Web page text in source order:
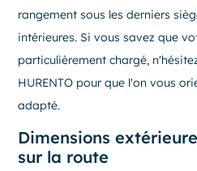
rangement sous les derniers
intérieures. Si vous savez que
particulièrement chargé,
HURENTO pour que l'on vous
adapté.
Dimensions
sur la route